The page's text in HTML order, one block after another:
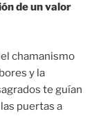
de un valor
chamanismo
y la
te guían
puertas a